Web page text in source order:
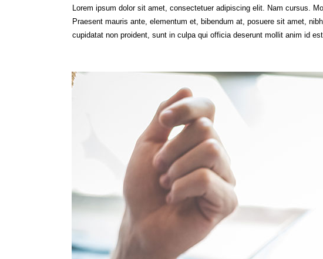
Lorem ipsum dolor sit amet, consectetuer adipiscing elit. Nam cursus.
Praesent mauris ante, elementum et, bibendum at, posuere sit amet,
cupidatat non proident, sunt in culpa qui officia deserunt mollit anim id